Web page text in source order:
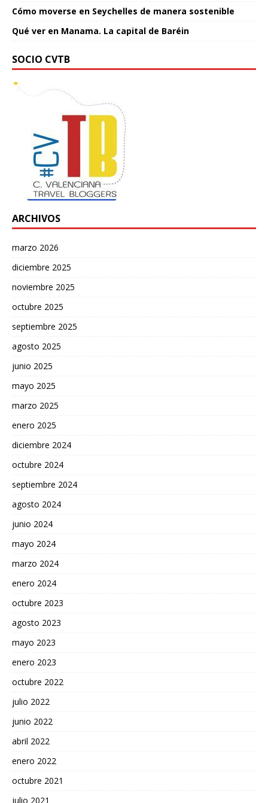
Cómo moverse en Seychelles de manera sostenible
Qué ver en Manama. La capital de Baréin
SOCIO CVTB
ARCHIVOS
marzo 2026
diciembre 2025
noviembre 2025
octubre 2025
septiembre 2025
agosto 2025
junio 2025
mayo 2025
marzo 2025
enero 2025
diciembre 2024
octubre 2024
septiembre 2024
agosto 2024
junio 2024
mayo 2024
marzo 2024
enero 2024
octubre 2023
agosto 2023
mayo 2023
enero 2023
octubre 2022
julio 2022
junio 2022
abril 2022
enero 2022
octubre 2021
julio 2021